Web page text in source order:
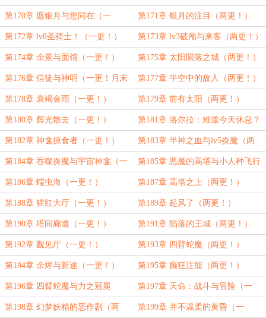
（两更！）
第170章 愿银月与您同在（一
更！）
第171章 银月的注目（两更！）
第172章 lv8圣骑士！（一更！） 第173章 lv3破颅与来客（两更！）
第174章 余景与面馆（一更！） 第175章 太阳陨落之城（两更！）
第176章 信徒与神明（一更！月末
求月票！）
第177章 半空中的敌人（两更！）
第178章 衰竭金雨（一更！） 第179章 前有太阳（两更！）
第180章 辉光散去（一更！） 第181章 洛尔拉：难道今天休息？
（两更！最后一天求月票！）
第182章 神龛掠食者（一更！） 第183章 半神之血与lv5炎魔（两
更！）
第184章 吞噬炎魔与宇宙神龛（一
更！）
第185章 恶魔的高塔与小人种飞行
载具挂件（两更！）
第186章 蠕虫海（一更！） 第187章 高塔之上（两更！）
第188章 猩红大厅（一更！） 第189章 起风了（两更！）
第190章 塔间廊道（一更！） 第191章 陷落的王城（两更！）
第192章 觐见厅（一更！） 第193章 四臂蛇魔（两更！）
第194章 余烬与新途（一更！） 第195章 癫狂注能（两更！）
第196章 四臂蛇魔与力之冠冕 第197章 天命：战斗与冒险（一
更！）
第198章 幻梦妖精的恶作剧（两 第199章 并不温柔的黄昏（一